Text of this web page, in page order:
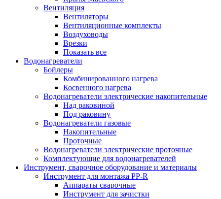
Вентиляция
Вентиляторы
Вентиляционные комплекты
Воздуховоды
Врезки
Показать все
Водонагреватели
Бойлеры
Комбинированного нагрева
Косвенного нагрева
Водонагреватели электрические накопительные
Над раковиной
Под раковину
Водонагреватели газовые
Накопительные
Проточные
Водонагреватели электрические проточные
Комплектующие для водонагревателей
Инструмент, сварочное оборудование и материалы
Инструмент для монтажа PP-R
Аппараты сварочные
Инструмент для зачистки